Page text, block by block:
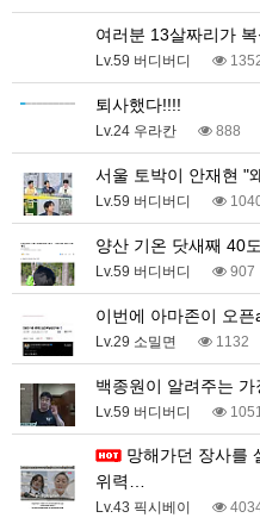
여러분 13살짜리가
Lv.59 버디버디
퇴사했다!!!!
Lv.24 우라칸 888
서울 토박이 안재현 "
Lv.59 버디버디
양산 기온 닷새째 40
Lv.59 버디버디 907
이번에 아마존이 오
Lv.29 소밀면 1132
백종원이 알려주는
Lv.59 버디버디 1051
위력…
Lv.43 픽시베이